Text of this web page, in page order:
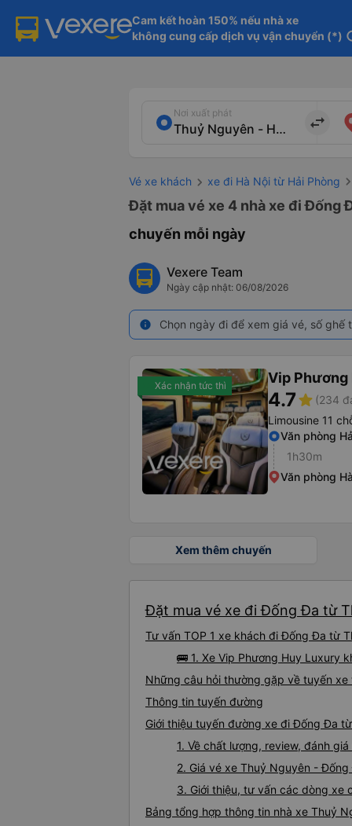
Cam kết hoàn 150% nếu nhà xe
không cung cấp dịch vụ vận chuyển (*)
Nơi xuất phát
import_export
Vé xe khách xe đi Hà Nội từ Hải Phòng
Đặt mua vé xe 4 nhà xe đi Đống
chuyến mỗi ngày
Vexere Team
Ngày cập nhật: 06/08/2026
info Chọn ngày đi để xem giá vé, số
Xác nhận tức thì Vip Phương
4.7star (234
Limousine 11
Văn phòng
1h30m
Văn phòng
Xem thêm chuyến
Đặt mua vé xe đi Đống Đa từ
Tư vấn TOP 1 xe khách đi Đống Đa từ
🚌 1. Xe Vip Phương Huy Luxury
Những câu hỏi thường gặp về tuyến
Thông tin tuyến đường
Giới thiệu tuyến đường xe đi Đống Đa
1. Về chất lượng, review, đánh
2. Giá vé xe Thuỷ Nguyên - Đống
3. Giới thiệu, tư vấn các dòng
Bảng tổng hợp thông tin nhà xe Thuỷ